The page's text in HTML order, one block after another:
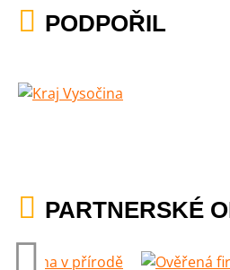
PODPOŘIL
PARTNERSKÉ